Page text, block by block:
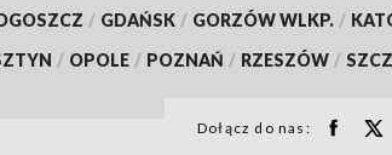
/ GDAŃSK / GORZÓW WLKP. /
/ OPOLE / POZNAŃ / RZESZÓW /
Dołącz do nas: